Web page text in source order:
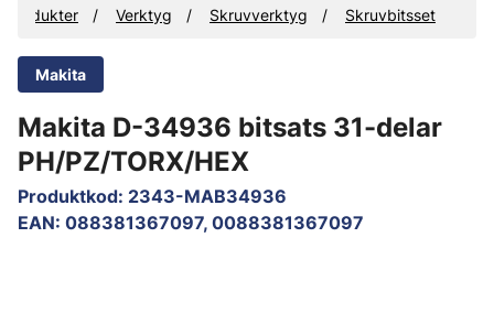
Produkter Verktyg Skruvverktyg Skruvbitsset
Makita
Makita D-34936 bitsats 31-delar
PH/PZ/TORX/HEX
Produktkod: 2343-MAB34936
EAN: 088381367097, 0088381367097